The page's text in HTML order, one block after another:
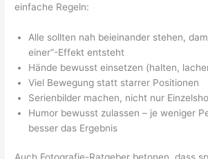
einfache Regeln:
Alle sollten nah beieinander stehen,
einer“-Effekt entsteht
Hände bewusst einsetzen (halten,
Viel Bewegung statt starrer Positionen
Serienbilder machen, nicht nur
Humor bewusst zulassen – je weniger
besser das Ergebnis